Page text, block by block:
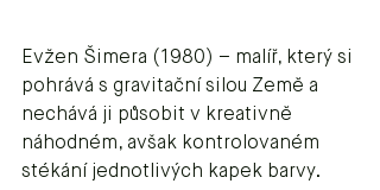
Evžen Šimera (1980) – malíř, který si
pohrává s gravitační silou Země a
nechává ji působit v kreativně
náhodném, avšak kontrolovaném
stékání jednotlivých kapek barvy.